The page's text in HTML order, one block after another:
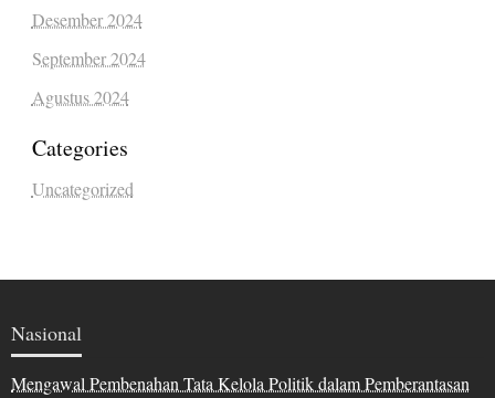
Desember 2024
September 2024
Agustus 2024
Categories
Uncategorized
Nasional
Mengawal Pembenahan Tata Kelola Politik dalam Pemberantasan